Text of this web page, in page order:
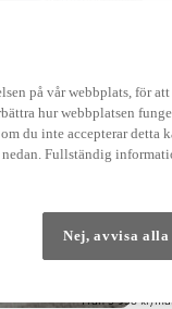
Från 3 958 kr/
på vår webbplats, för
hur webbplatsen
du inte accepterar detta
Fullständig
Nej, avvisa alla